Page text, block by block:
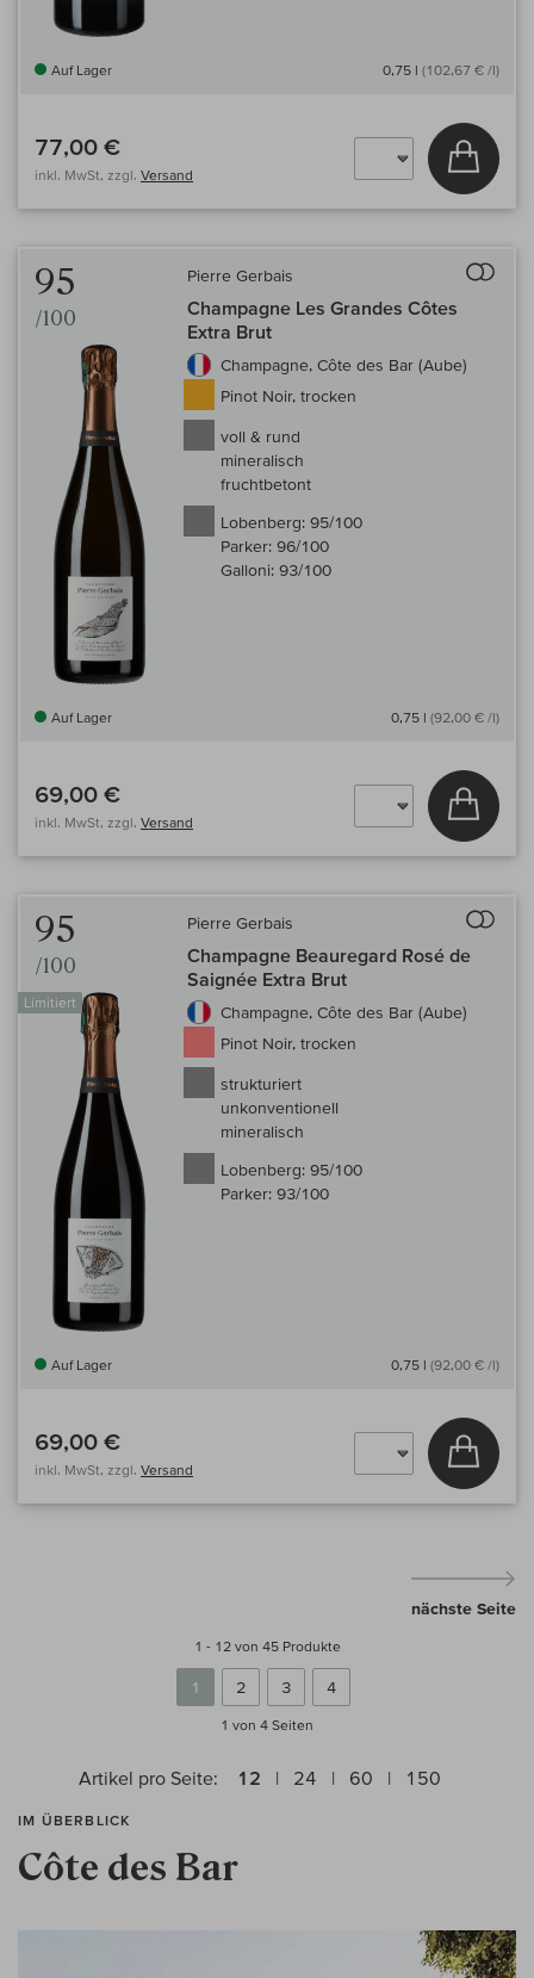
Auf Lager 0,75 l (102,67 € /l)
77,00 €
inkl. MwSt, zzgl. Versand
In
95
/100
Pierre Gerbais
Champagne Les Grandes Côtes
Extra Brut
Champagne, Côte des Bar (Aube)
Pinot Noir, trocken
voll & rund
mineralisch
fruchtbetont
Lobenberg: 95/100
Parker: 96/100
Galloni: 93/100
Auf Lager 0,75 l (92,00 € /l)
69,00 €
inkl. MwSt, zzgl. Versand
In
95
/100
Limitiert
Pierre Gerbais
Champagne Beauregard Rosé de
Saignée Extra Brut
Champagne, Côte des Bar (Aube)
Pinot Noir, trocken
strukturiert
unkonventionell
mineralisch
Lobenberg: 95/100
Parker: 93/100
Auf Lager 0,75 l (92,00 € /l)
69,00 €
inkl. MwSt, zzgl. Versand
In
1 - 12 von 45 Produkte
1 2 3 4
nächste Seite
1 von 4 Seiten
Artikel pro Seite: 12 24 60 150
IM ÜBERBLICK
Côte des Bar